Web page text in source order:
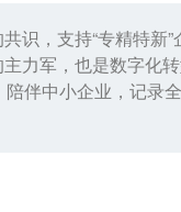
识，支持“专精特
力军，也是数字化
伴中小企业，记录